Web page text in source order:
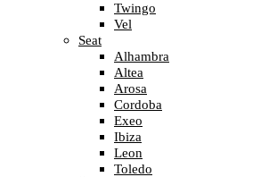
Twingo
Vel
Seat
Alhambra
Altea
Arosa
Cordoba
Exeo
Ibiza
Leon
Toledo